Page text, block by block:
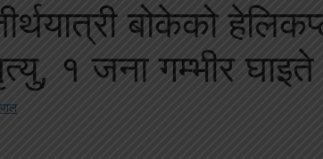
बोकेको
१ जना गम्भीर घाइते